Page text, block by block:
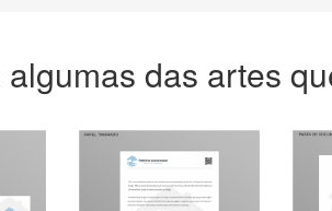
algumas das artes